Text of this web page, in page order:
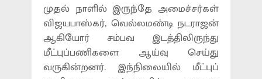
முதல் நாளில் இருந்தே அமைச்சர்கள்
விஜயபாஸ்கர், வெல்லமண்டி நடராஜன்
ஆகியோர் சம்பவ இடத்திலிருந்து
மீட்புப்பணிகளை ஆய்வு செய்து
வருகின்றனர். இந்நிலையில் மீட்புப்